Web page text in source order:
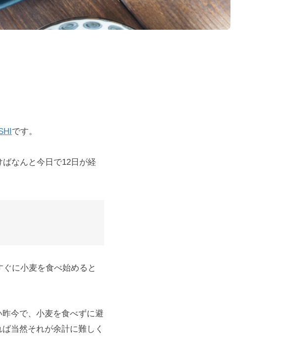
です。
なんと今日で12日が経
ぐに小麦を食べ始めると
今で、小麦を食べずに避
当然それが余計に難しく